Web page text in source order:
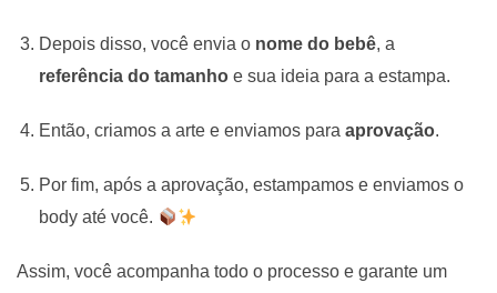
Depois disso, você envia o nome do bebê, a
referência do tamanho e sua ideia para a estampa.
Então, criamos a arte e enviamos paraaprovação.
Por fim, após a aprovação, estampamos e enviamos o
body até você.
Assim, você acompanha todo o processo e garante um